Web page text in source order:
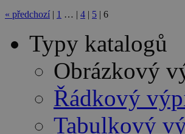
« předchozí 1 … 4 5 6
Typy katalogů
Obrázkový
Řádkový
Tabulkový